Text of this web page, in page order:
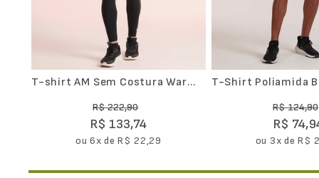
T-shirt AM Sem Costura Warm
R$222,90
R$ 133,74
ou6x deR$ 22,29
T-Shirt Poliamida
R$124,90
R$ 74,
ou 3x deR$